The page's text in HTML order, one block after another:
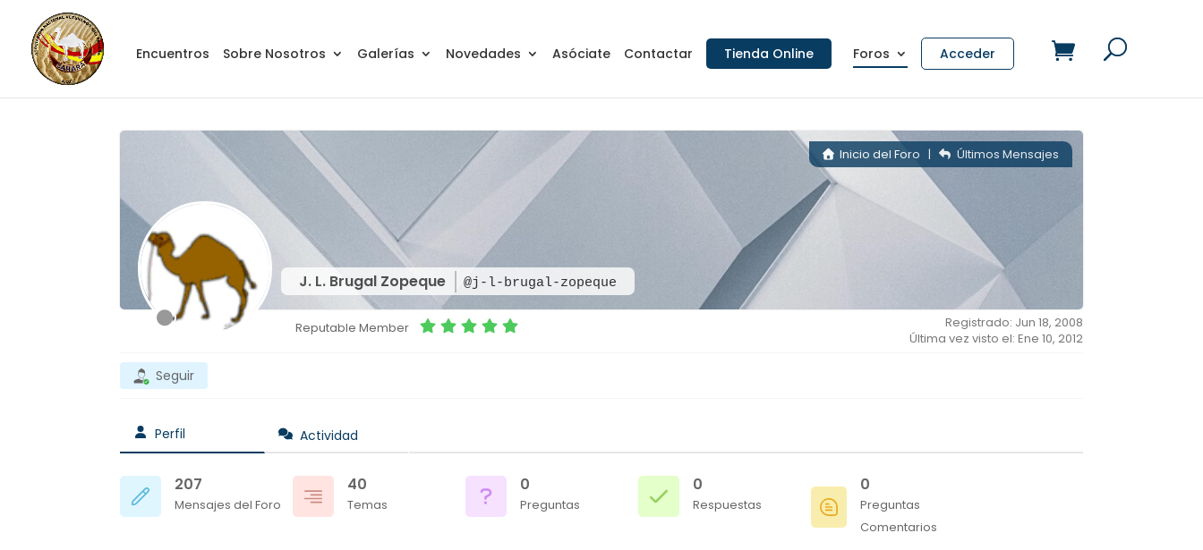
Encuentros Sobre Nosotros Galerías Novedades Asóciate Contactar Tienda Online Foros Acceder
J. L. Brugal Zopeque @j-l-brugal-zopeque
Inicio del Foro | Últimos Mensajes
Reputable Member
Registrado: Jun 18, 2008
Última vez visto el: Ene 10, 2012
Seguir
Perfil Actividad
207
Mensajes del Foro
40
Temas
0
Preguntas
0
Respuestas
0
Preguntas
Comentarios